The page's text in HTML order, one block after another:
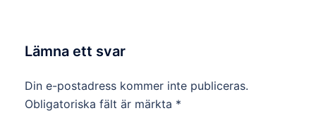
Lämna ett svar
Din e-postadress kommer inte publiceras.
Obligatoriska fält är märkta *